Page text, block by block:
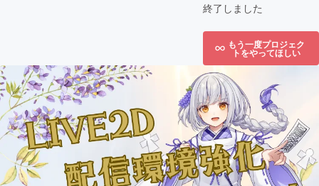
終了しました
もう一度プロジェク
トをやってほしい